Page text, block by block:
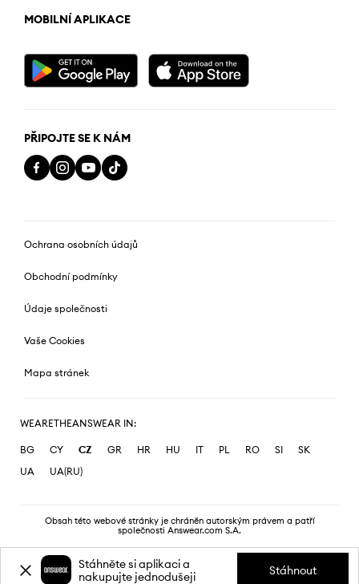
MOBILNÍ APLIKACE
PŘIPOJTE SE K NÁM
Ochrana osobních údajů
Obchodní podmínky
Údaje společnosti
Vaše Cookies
Mapa stránek
WEARETHEANSWEAR IN:
BG CY CZ GR HR HU IT PL RO SI
SK
UA
UA(RU)
Obsah této webové stránky je chráněn autorským právem a patří
společnosti Answear.com S.A.
Stáhněte si aplikaci a
nakupujte jednodušeji
Stáhnout